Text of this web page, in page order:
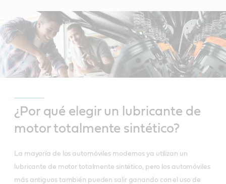
¿Por qué elegir un lubricante de
motor totalmente sintético?
La mayoría de los automóviles modernos ya utilizan un
lubricante de motor totalmente sintético, pero los automóviles
más antiguos también pueden salir ganando con el uso de